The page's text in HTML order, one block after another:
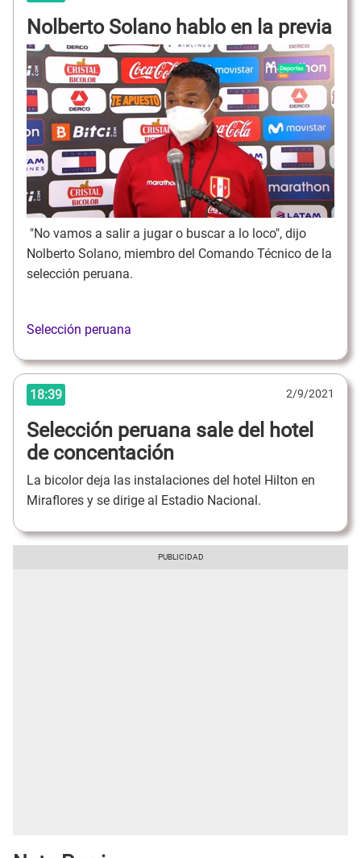
Nolberto Solano hablo en la previa
"No vamos a salir a jugar o buscar a lo loco", dijo
Nolberto Solano, miembro del Comando Técnico de la
selección peruana.
Selección peruana
18:39 2/9/2021
Selección peruana sale del hotel
de concentación
La bicolor deja las instalaciones del hotel Hilton en
Miraflores y se dirige al Estadio Nacional.